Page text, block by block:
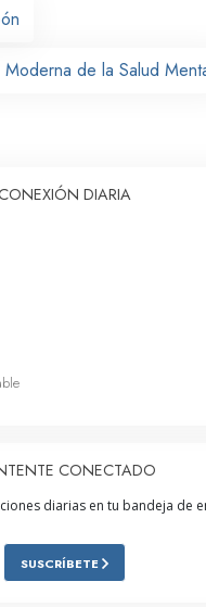
de la Salud
DIARIA
CONECTADO
diarias en tu bandeja de
SUSCRÍBETE